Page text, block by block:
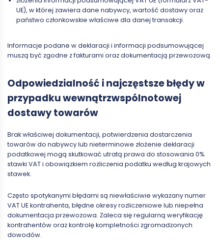
UE), w której zawiera dane nabywcy, wartość dostawy oraz
państwo członkowskie właściwe dla danej transakcji.
Informacje podane w deklaracji i informacji podsumowującej
muszą być zgodne z fakturami oraz dokumentacją przewozową.
Odpowiedzialność i najczęstsze błędy w
przypadku wewnątrzwspólnotowej
dostawy towarów
Brak właściwej dokumentacji, potwierdzenia dostarczenia
towarów do nabywcy lub nieterminowe złożenie deklaracji
podatkowej mogą skutkować utratą prawa do stosowania 0%
stawki VAT i obowiązkiem rozliczenia podatku według krajowych
stawek.
Często spotykanymi błędami są niewłaściwie wykazany numer
VAT UE kontrahenta, błędne okresy rozliczeniowe lub niepełna
dokumentacja przewozowa. Zaleca się regularną weryfikację
kontrahentów oraz kontrolę kompletności zgromadzonych
dowodów.